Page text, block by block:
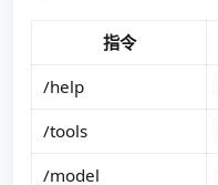
指令
/help
/tools
/model